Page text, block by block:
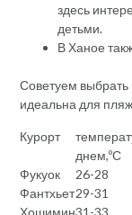
здесь
детьми.
В Ханое
Советуем выбрать
идеальна для
Курорт
днем,ºС
Фукуок
26-28
Фантхьет29-31